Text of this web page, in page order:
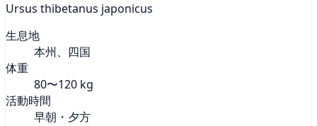
Ursus thibetanus japonicus
生息地
本州、四国
体重
80〜120 kg
活動時間
早朝・夕方